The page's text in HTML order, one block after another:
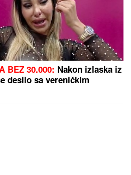
BEZ 30.000: Nakon izlaska iz
desilo sa vereničkim